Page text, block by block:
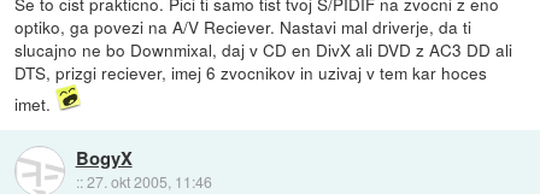
optiko, ga povezi na A/V Reciever. Nastavi mal driverje, da ti
slucajno ne bo Downmixal, daj v CD en DivX ali DVD z AC3 DD ali
DTS, prizgi reciever, imej 6 zvocnikov in uzivaj v tem kar hoces
imet.
BogyX
::27. okt 2005, 11:46